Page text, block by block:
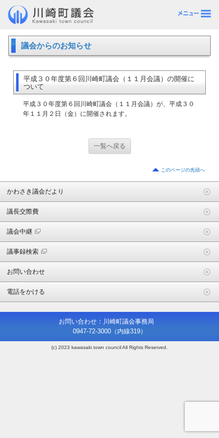
議会からのお知らせ
平成３０年度第６回川崎町議会（１１月会議）の開催に
ついて
平成３０年度第６回川崎町議会（１１月会議）が、平成３０
年１１月２日（金）に開催されます。
一覧へ戻る
このページの先頭へ
かわさき議会だより
議長交際費
議会中継
議事録検索
お問い合わせ
電話をかける
お問い合わせ：川崎町議会事務局
0947-72-3000（内線319）
(c) 2023 kawasaki town council All Rights Reserved.